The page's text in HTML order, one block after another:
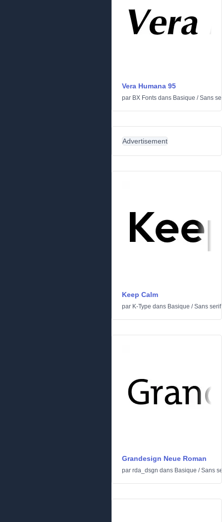
Vera Humana 95
par BX Fonts dans Basique /Sans
Advertisement
Keep Calm
par K-Type dans Basique /Sans serif
Grandesign Neue Roman
par rda_dsgn dans Basique /Sans